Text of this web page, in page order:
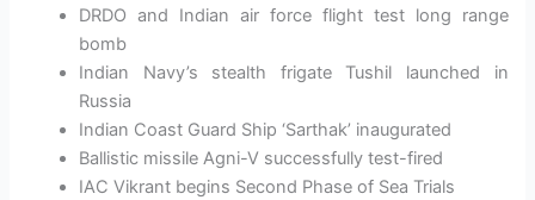
DRDO and Indian air force flight test long range
bomb
Indian Navy’s stealth frigate Tushil launched in
Russia
Indian Coast Guard Ship ‘Sarthak’ inaugurated
Ballistic missile Agni-V successfully test-fired
IAC Vikrant begins Second Phase of Sea Trials